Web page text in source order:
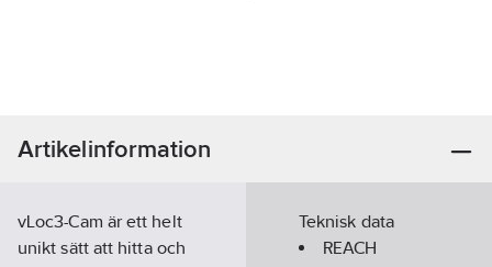
Artikelinformation
vLoc3-Cam är ett helt
unikt sätt att hitta och
Teknisk data
REACH